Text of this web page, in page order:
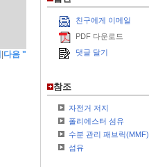
다음 "
친구에게 이메일
PDF 다운로드
댓글 달기
참조
자전거 저지
폴리에스터 섬유
수분 관리 패브릭(MMF)
섬유